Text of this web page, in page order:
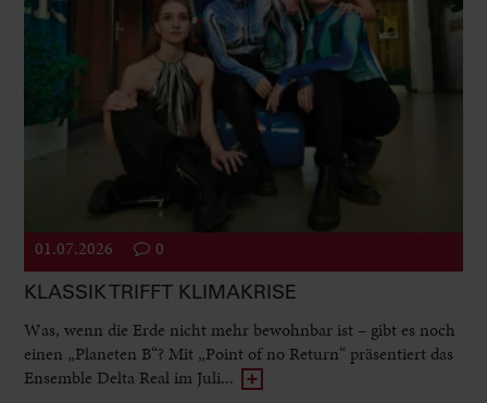
01.07.2026 0
KLASSIK TRIFFT KLIMAKRISE
Was, wenn die Erde nicht mehr bewohnbar ist – gibt es noch
einen „Planeten B“? Mit „Point of no Return“ präsentiert das
Ensemble Delta Real im Juli...